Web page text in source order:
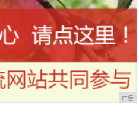
广告